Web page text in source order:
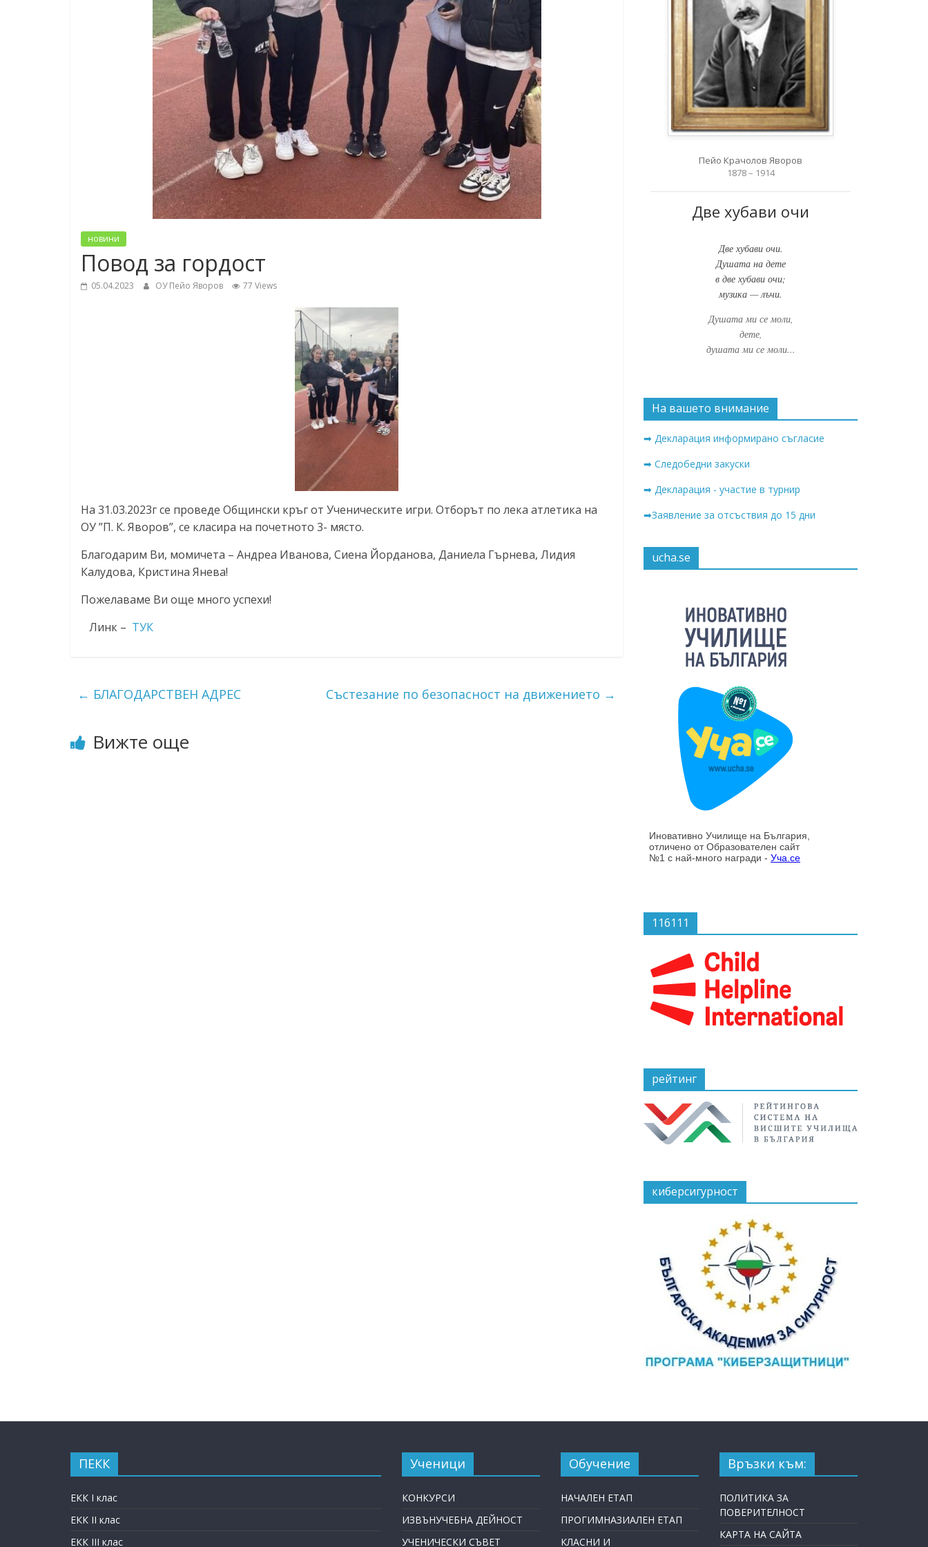
новини
Повод за гордост
05.04.2023 ОУ Пейо Яворов 77 Views
На 31.03.2023г се проведе Общински кръг от Ученическите игри. Отборът по лека атлетика на
ОУ ”П. К. Яворов”, се класира на почетното 3- място.
Благодарим Ви, момичета – Андреа Иванова, Сиена Йорданова, Даниела Гърнева, Лидия
Калудова, Кристина Янева!
Пожелаваме Ви още много успехи!
Линк – ТУК
← БЛАГОДАРСТВЕН АДРЕС Състезание по безопасност на движението →
Вижте още
Пейо Крачолов Яворов
1878 – 1914
Две хубави очи
Две хубави очи.
Душата на дете
в две хубави очи;
музика — лъчи.
Душата ми се моли,
дете,
душата ми се моли...
На вашето внимание
➡ Декларация информирано съгласие
➡ Следобедни закуски
➡ Декларация - участие в турнир
➡Заявление за отсъствия до 15 дни
ucha.se
116111
рейтинг
киберсигурност
ПЕКК
ЕКК I клас
ЕКК II клас
ЕКК III клас
Ученици
КОНКУРСИ
ИЗВЪНУЧЕБНА ДЕЙНОСТ
УЧЕНИЧЕСКИ СЪВЕТ
Обучение
НАЧАЛЕН ЕТАП
ПРОГИМНАЗИАЛЕН ЕТАП
КЛАСНИ И
Връзки към:
ПОЛИТИКА ЗА
ПОВЕРИТЕЛНОСТ
КАРТА НА САЙТА